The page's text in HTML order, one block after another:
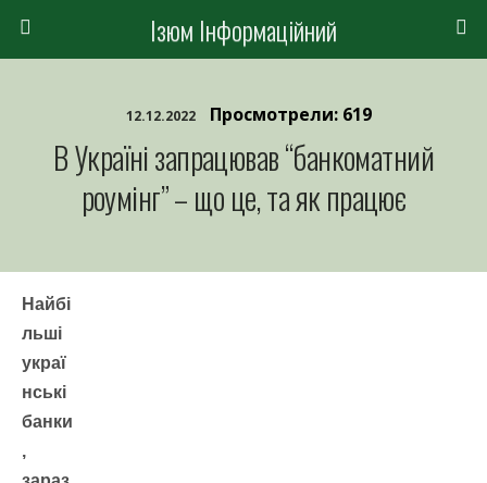
Ізюм Інформаційний
12.12.2022 Просмотрели: 619
В Україні запрацював “банкоматний
роумінг” – що це, та як працює
Найбі
льші
украї
нські
банки
,